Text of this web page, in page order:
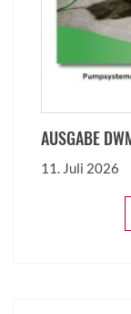
AUSGABE
11. Juli 2026